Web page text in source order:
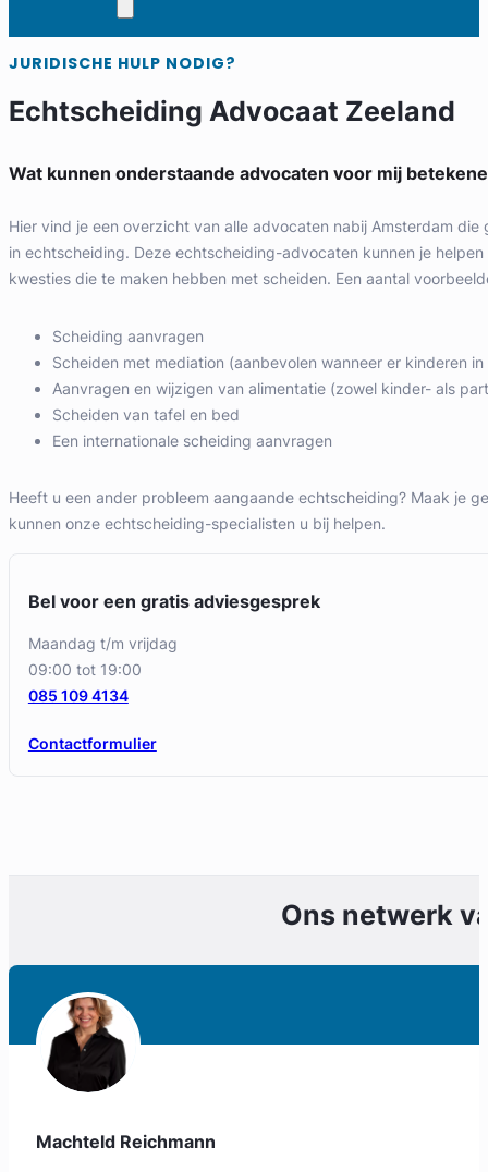
JURIDISCHE HULP NODIG?
Echtscheiding Advocaat Zeeland
Wat kunnen onderstaande advocaten voor mij
Hier vind je een overzicht van alle advocaten nabij Amsterdam die
in echtscheiding. Deze echtscheiding-advocaten kunnen je helpen
kwesties die te maken hebben met scheiden. Een aantal
Scheiding aanvragen
Scheiden met mediation (aanbevolen wanneer er kinderen
Aanvragen en wijzigen van alimentatie (zowel kinder- als
Scheiden van tafel en bed
Een internationale scheiding aanvragen
Heeft u een ander probleem aangaande echtscheiding? Maak je
kunnen onze echtscheiding-specialisten u bij helpen.
Bel voor een gratis adviesgesprek
maandag t/m vrijdag
09:00 tot 19:00
Contactformulier
085 109 4134
Ons netwerk